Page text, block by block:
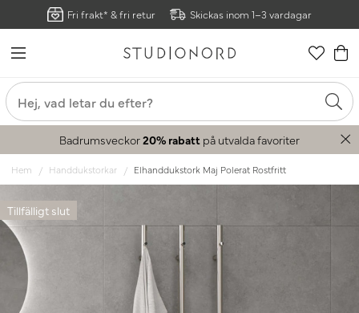
Fri frakt* & fri retur Skickas inom 1–3 vardagar
Badrumsveckor20% rabatt på utvalda favoriter
Hem Handdukstorkar Elhanddukstork Maj Polerat Rostfritt
Tillfälligt slut